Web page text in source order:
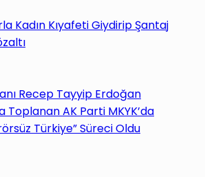
Kadın Kıyafeti Giydirip Şantaj
Recep Tayyip Erdoğan
Toplanan AK Parti MKYK’da
Türkiye” Süreci Oldu